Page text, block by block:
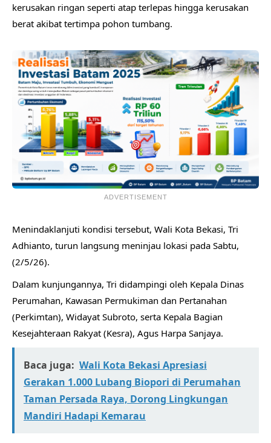
kerusakan ringan seperti atap terlepas hingga kerusakan
berat akibat tertimpa pohon tumbang.
ADVERTISEMENT
Menindaklanjuti kondisi tersebut, Wali Kota Bekasi, Tri
Adhianto, turun langsung meninjau lokasi pada Sabtu,
(2/5/26).
Dalam kunjungannya, Tri didampingi oleh Kepala Dinas
Perumahan, Kawasan Permukiman dan Pertanahan
(Perkimtan), Widayat Subroto, serta Kepala Bagian
Kesejahteraan Rakyat (Kesra), Agus Harpa Sanjaya.
Baca juga: Wali Kota Bekasi Apresiasi
Gerakan 1.000 Lubang Biopori di Perumahan
Taman Persada Raya, Dorong Lingkungan
Mandiri Hadapi Kemarau